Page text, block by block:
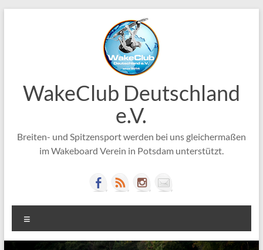
WakeClub Deutschland
e.V.
Breiten- und Spitzensport werden bei uns gleichermaßen
im Wakeboard Verein in Potsdam unterstützt.